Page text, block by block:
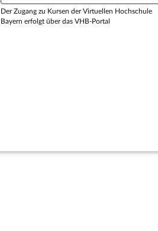
Der Zugang zu Kursen der Virtuellen Hochschule
Bayern erfolgt über das VHB-Portal